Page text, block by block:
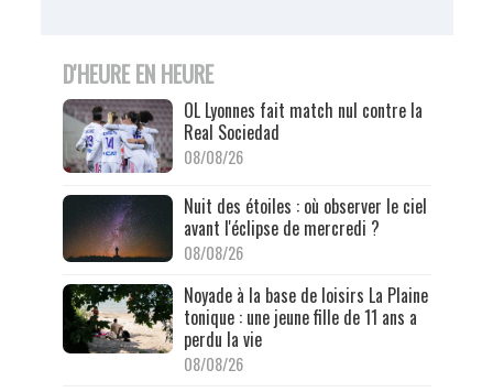
D'HEURE EN HEURE
OL Lyonnes fait match nul contre la
Real Sociedad
08/08/26
Nuit des étoiles : où observer le ciel
avant l'éclipse de mercredi ?
08/08/26
Noyade à la base de loisirs La Plaine
tonique : une jeune fille de 11 ans a
perdu la vie
08/08/26